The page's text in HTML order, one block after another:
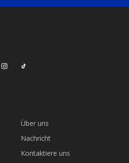
Über uns
Nachricht
Kontaktiere uns